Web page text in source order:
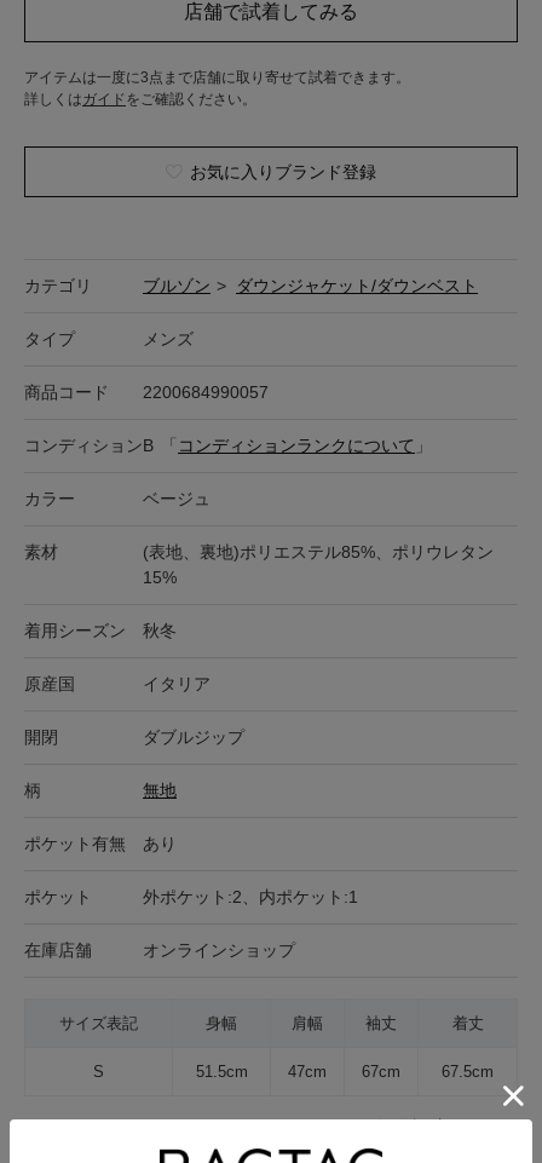
アイテムは一度に3点まで店舗に取り寄せて試着できます。
詳しくはガイド をご確認ください。
お気に入りブランド登録
カテゴリ ブルゾン > ダウンジャケット/ダウンベスト
タイプ メンズ
商品コード 2200684990057
コンディションB 「 コンディションランクについて 」
カラー ベージュ
素材
(表地、裏地)ポリエステル85%、ポリウレタン
15%
着用シーズン 秋冬
原産国 イタリア
開閉 ダブルジップ
柄 無地
ポケット有無 あり
ポケット 外ポケット:2、内ポケット:1
在庫店舗 オンラインショップ
サイズ表記 身幅 肩幅 袖丈 着丈
S 51.5cm 47cm 67cm 67.5cm